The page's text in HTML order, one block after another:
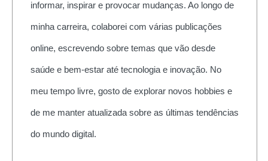
informar, inspirar e provocar mudanças. Ao longo de
minha carreira, colaborei com várias publicações
online, escrevendo sobre temas que vão desde
saúde e bem-estar até tecnologia e inovação. No
meu tempo livre, gosto de explorar novos hobbies e
de me manter atualizada sobre as últimas tendências
do mundo digital.